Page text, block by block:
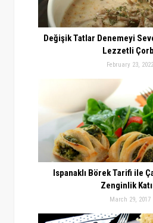
Değişik Tatlar Denemeyi
Lezzetli
February 23, 2022
Ispanaklı Börek Tarifi ile
Zenginlik
March 29, 2017